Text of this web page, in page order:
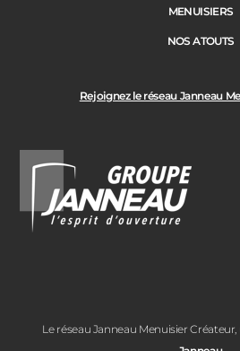
Rejoignez le réseau Janneau
Le réseau Janneau Menuisier
MENUISIERS
NOS ATOUTS